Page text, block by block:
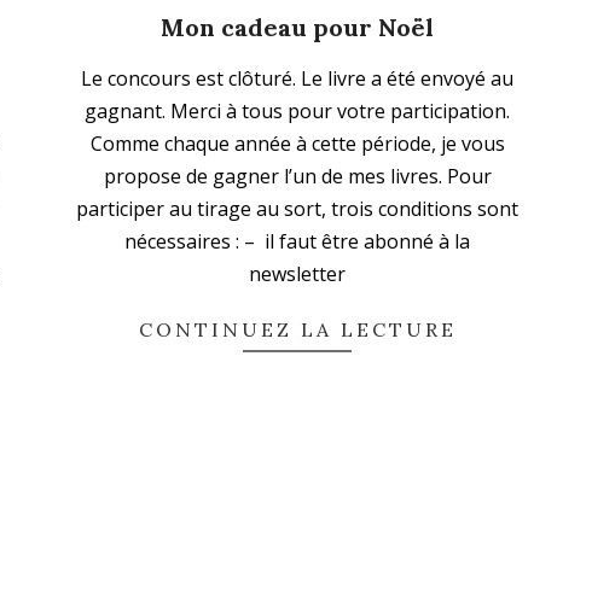
Mon cadeau pour Noël
11-
29
Le concours est clôturé. Le livre a été envoyé au
gagnant. Merci à tous pour votre participation.
Comme chaque année à cette période, je vous
propose de gagner l’un de mes livres. Pour
participer au tirage au sort, trois conditions sont
nécessaires : – il faut être abonné à la
newsletter
CONTINUEZ LA LECTURE